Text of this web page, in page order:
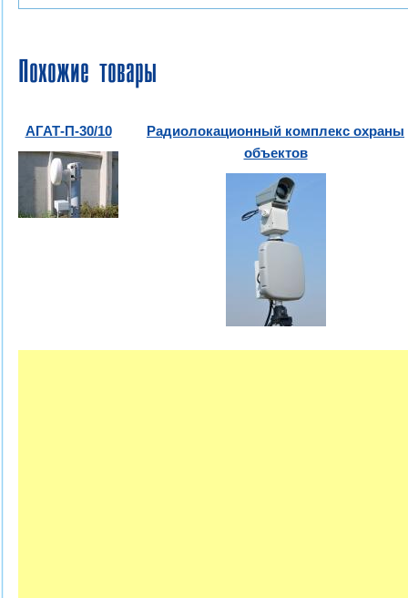
Похожие товары
АГАТ-П-30/10
Радиолокационный комплекс охраны
объектов